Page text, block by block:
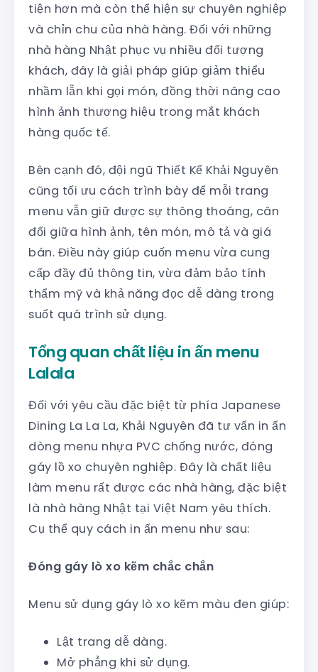
tiện hơn mà còn thể hiện sự chuyên nghiệp
và chỉn chu của nhà hàng. Đối với những
nhà hàng Nhật phục vụ nhiều đối tượng
khách, đây là giải pháp giúp giảm thiểu
nhầm lẫn khi gọi món, đồng thời nâng cao
hình ảnh thương hiệu trong mắt khách
hàng quốc tế.
Bên cạnh đó, đội ngũ Thiết Kế Khải Nguyên
cũng tối ưu cách trình bày để mỗi trang
menu vẫn giữ được sự thông thoáng, cân
đối giữa hình ảnh, tên món, mô tả và giá
bán. Điều này giúp cuốn menu vừa cung
cấp đầy đủ thông tin, vừa đảm bảo tính
thẩm mỹ và khả năng đọc dễ dàng trong
suốt quá trình sử dụng.
Tổng quan chất liệu in ấn menu
Lalala
Đối với yêu cầu đặc biệt từ phía Japanese
Dining La La La, Khải Nguyên đã tư vấn in ấn
dòng menu nhựa PVC chống nước, đóng
gáy lồ xo chuyên nghiệp. Đây là chất liệu
làm menu rất được các nhà hàng, đặc biệt
là nhà hàng Nhật tại Việt Nam yêu thích.
Cụ thể quy cách in ấn menu như sau:
Đóng gáy lò xo kẽm chắc chắn
Menu sử dụng gáy lò xo kẽm màu đen giúp:
Lật trang dễ dàng.
Mở phẳng khi sử dụng.